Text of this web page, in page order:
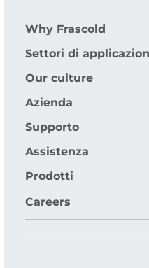
Why Frascold
Settori di
Our culture
Azienda
Supporto
Assistenza
Prodotti
Careers